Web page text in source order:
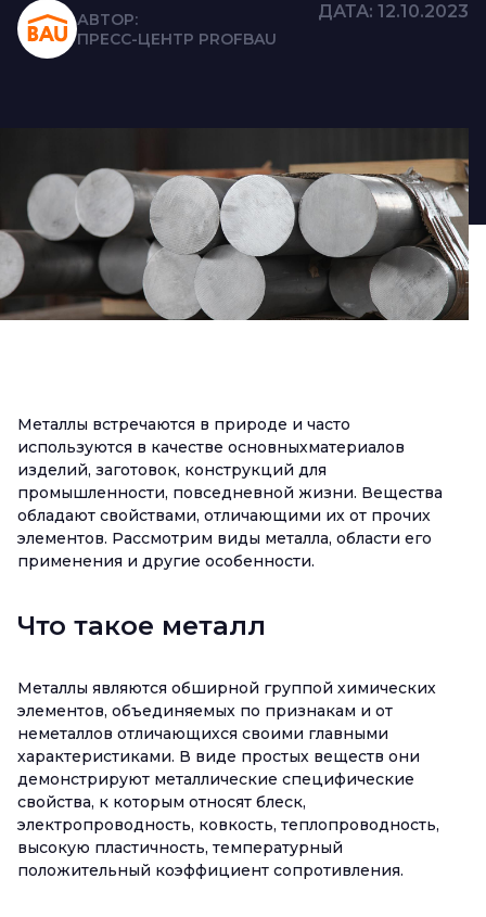
АВТОР:
ПРЕСС-ЦЕНТР PROFBAU
ДАТА: 12.10.2023
Металлы встречаются в природе и часто
используются в качестве основныхматериалов
изделий, заготовок, конструкций для
промышленности, повседневной жизни. Вещества
обладают свойствами, отличающими их от прочих
элементов. Рассмотрим виды металла, области его
применения и другие особенности.
Что такое металл
Металлы являются обширной группой химических
элементов, объединяемых по признакам и от
неметаллов отличающихся своими главными
характеристиками. В виде простых веществ они
демонстрируют металлические специфические
свойства, к которым относят блеск,
электропроводность, ковкость, теплопроводность,
высокую пластичность, температурный
положительный коэффициент сопротивления.